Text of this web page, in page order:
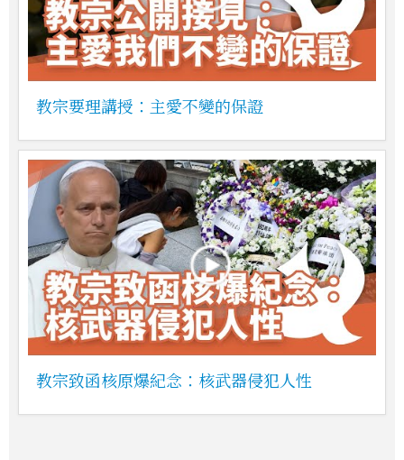
教宗要理講授：主愛不變的保證
教宗致函核原爆紀念：核武器侵犯人性